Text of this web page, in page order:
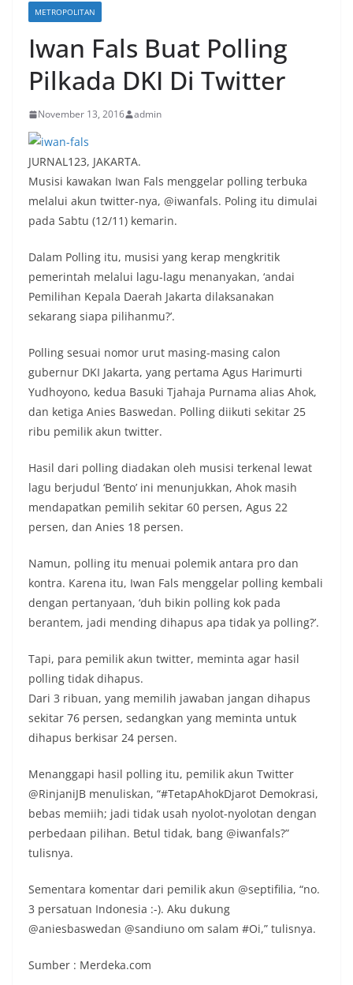
METROPOLITAN
Iwan Fals Buat Polling
Pilkada DKI Di Twitter
November 13, 2016 admin
JURNAL123, JAKARTA.
Musisi kawakan Iwan Fals menggelar polling terbuka
melalui akun twitter-nya, @iwanfals. Poling itu dimulai
pada Sabtu (12/11) kemarin.
Dalam Polling itu, musisi yang kerap mengkritik
pemerintah melalui lagu-lagu menanyakan, ‘andai
Pemilihan Kepala Daerah Jakarta dilaksanakan
sekarang siapa pilihanmu?’.
Polling sesuai nomor urut masing-masing calon
gubernur DKI Jakarta, yang pertama Agus Harimurti
Yudhoyono, kedua Basuki Tjahaja Purnama alias Ahok,
dan ketiga Anies Baswedan. Polling diikuti sekitar 25
ribu pemilik akun twitter.
Hasil dari polling diadakan oleh musisi terkenal lewat
lagu berjudul ‘Bento’ ini menunjukkan, Ahok masih
mendapatkan pemilih sekitar 60 persen, Agus 22
persen, dan Anies 18 persen.
Namun, polling itu menuai polemik antara pro dan
kontra. Karena itu, Iwan Fals menggelar polling kembali
dengan pertanyaan, ‘duh bikin polling kok pada
berantem, jadi mending dihapus apa tidak ya polling?’.
Tapi, para pemilik akun twitter, meminta agar hasil
polling tidak dihapus.
Dari 3 ribuan, yang memilih jawaban jangan dihapus
sekitar 76 persen, sedangkan yang meminta untuk
dihapus berkisar 24 persen.
Menanggapi hasil polling itu, pemilik akun Twitter
@RinjaniJB menuliskan, “#TetapAhokDjarot Demokrasi,
bebas memiih; jadi tidak usah nyolot-nyolotan dengan
perbedaan pilihan. Betul tidak, bang @iwanfals?”
tulisnya.
Sementara komentar dari pemilik akun @septifilia, “no.
3 persatuan Indonesia :-). Aku dukung
@aniesbaswedan @sandiuno om salam #Oi,” tulisnya.
Sumber : Merdeka.com